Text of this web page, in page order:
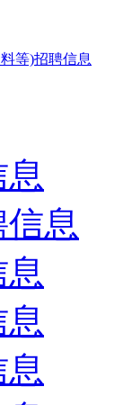
等)招聘信息
息